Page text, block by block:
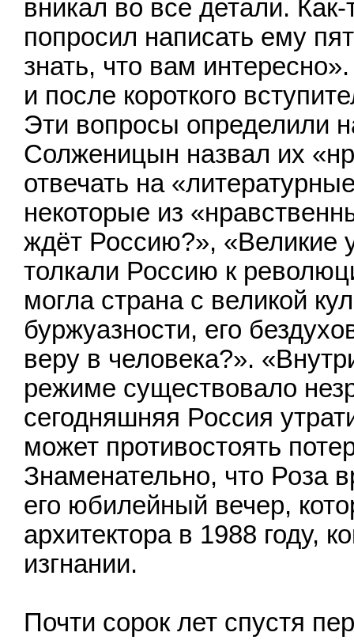
вникал во все детали.
попросил написать ему
знать, что вам
и после короткого
Эти вопросы определили
Солженицын назвал их
отвечать на
некоторые из
ждёт Россию?», «Великие
толкали Россию к
могла страна с великой
буржуазности, его
веру в человека?».
режиме существовало
сегодняшняя Россия
может противостоять
Знаменательно, что Роза
его юбилейный вечер,
архитектора в 1988 году,
изгнании.
Почти сорок лет спустя